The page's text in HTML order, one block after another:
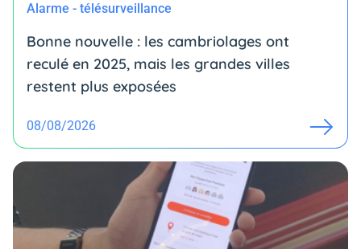
Alarme - télésurveillance
Bonne nouvelle : les cambriolages ont
reculé en 2025, mais les grandes villes
restent plus exposées
08/08/2026